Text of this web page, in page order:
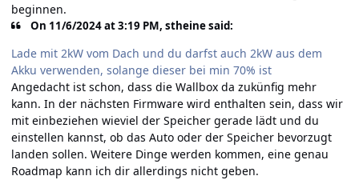
beginnen.
On 11/6/2024 at 3:19 PM, stheine said:
Lade mit 2kW vom Dach und du darfst auch 2kW aus dem
Akku verwenden, solange dieser bei min 70% ist
Angedacht ist schon, dass die Wallbox da zukünfig mehr
kann. In der nächsten Firmware wird enthalten sein, dass wir
mit einbeziehen wieviel der Speicher gerade lädt und du
einstellen kannst, ob das Auto oder der Speicher bevorzugt
landen sollen. Weitere Dinge werden kommen, eine genau
Roadmap kann ich dir allerdings nicht geben.